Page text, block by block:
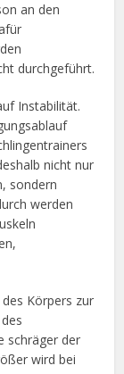
an den
durchgeführt.
Instabilität.
nicht nur
sondern
werden
Körpers zur
schräger der
wird bei